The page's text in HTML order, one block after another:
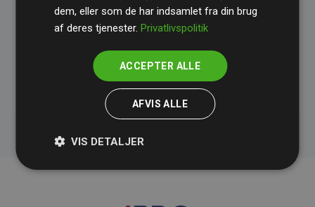
initiativet Websites, der støtter klimaprojekter
dem, eller som de har indsamlet fra din brug
af deres tjenester.Privatlivspolitik
ACCEPTER ALLE
AFVIS ALLE
VIS DETALJER